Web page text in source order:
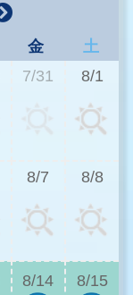
金
土
7/31 8/1
8/7 8/8
8/14 8/15